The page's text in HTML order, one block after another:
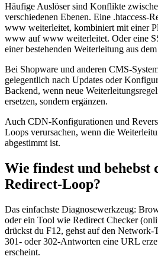
Häufige Auslöser sind Konflikte
verschiedenen Ebenen. Eine .htaccess-
www weiterleitet, kombiniert mit einer
www auf www weiterleitet. Oder eine
einer bestehenden Weiterleitung aus
Bei Shopware und anderen CMS-
gelegentlich nach Updates oder
Backend, wenn neue
ersetzen, sondern ergänzen.
Auch CDN-Konfigurationen und
Loops verursachen, wenn die
abgestimmt ist.
Wie findest und behebst
Redirect-Loop?
Das einfachste Diagnosewerkzeug:
oder ein Tool wie Redirect Checker
drückst du F12, gehst auf den Network-
301- oder 302-Antworten eine URL
erscheint.